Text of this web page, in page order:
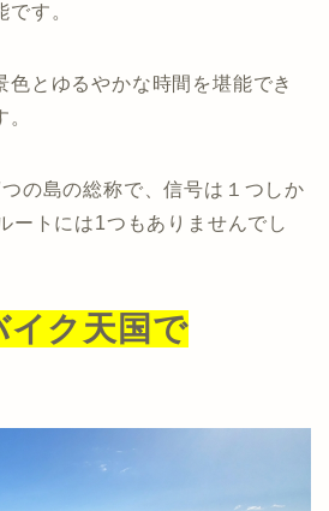
す。
色とゆるやかな時間を堪能でき
つの島の総称で、信号は１つしか
ートには1つもありませんでし
イク天国で